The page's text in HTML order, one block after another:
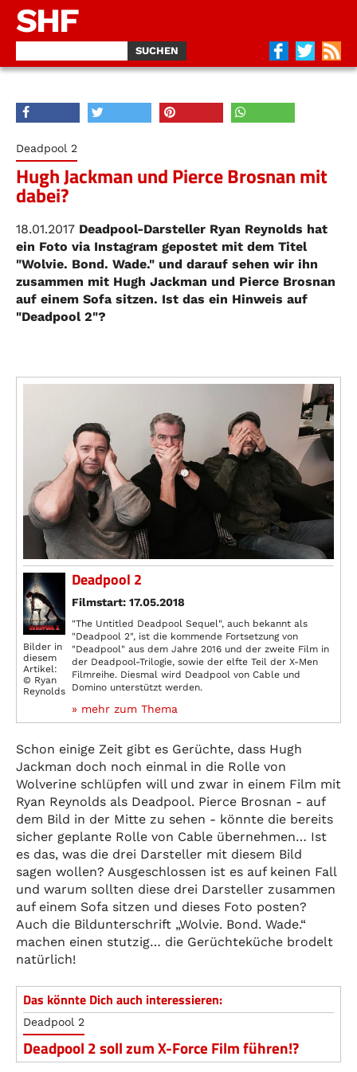
SHF
Deadpool 2
Hugh Jackman und Pierce Brosnan mit
dabei?
18.01.2017 Deadpool-Darsteller Ryan Reynolds hat
ein Foto via Instagram gepostet mit dem Titel
"Wolvie. Bond. Wade." und darauf sehen wir ihn
zusammen mit Hugh Jackman und Pierce Brosnan
auf einem Sofa sitzen. Ist das ein Hinweis auf
"Deadpool 2"?
Bilder in
diesem
Artikel:
© Ryan
Reynolds
Deadpool 2
Filmstart: 17.05.2018
"The Untitled Deadpool Sequel", auch bekannt als
"Deadpool 2", ist die kommende Fortsetzung von
"Deadpool" aus dem Jahre 2016 und der zweite Film in
der Deadpool-Trilogie, sowie der elfte Teil der X-Men
Filmreihe. Diesmal wird Deadpool von Cable und
Domino unterstützt werden.
» mehr zum Thema
Schon einige Zeit gibt es Gerüchte, dass Hugh
Jackman doch noch einmal in die Rolle von
Wolverine schlüpfen will und zwar in einem Film mit
Ryan Reynolds als Deadpool. Pierce Brosnan - auf
dem Bild in der Mitte zu sehen - könnte die bereits
sicher geplante Rolle von Cable übernehmen… Ist
es das, was die drei Darsteller mit diesem Bild
sagen wollen? Ausgeschlossen ist es auf keinen Fall
und warum sollten diese drei Darsteller zusammen
auf einem Sofa sitzen und dieses Foto posten?
Auch die Bildunterschrift „Wolvie. Bond. Wade.“
machen einen stutzig… die Gerüchteküche brodelt
natürlich!
Das könnte Dich auch interessieren:
Deadpool 2
Deadpool 2 soll zum X-Force Film führen!?